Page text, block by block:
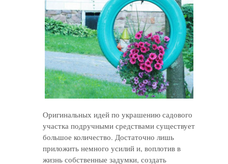
Оригинальных идей по украшению садового
участка подручными средствами существует
большое количество. Достаточно лишь
приложить немного усилий и, воплотив в
жизнь собственные задумки, создать